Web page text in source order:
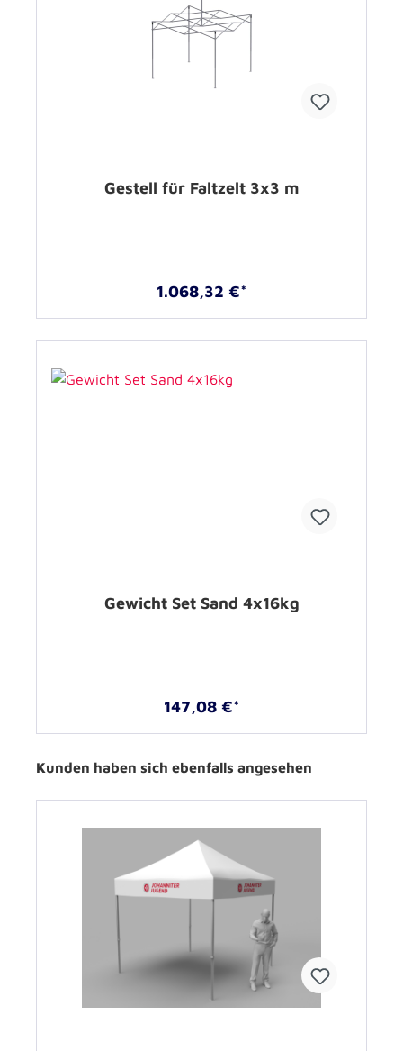
Gestell für Faltzelt 3x3 m
1.068,32 €*
Gewicht Set Sand 4x16kg
147,08 €*
Kunden haben sich ebenfalls angesehen